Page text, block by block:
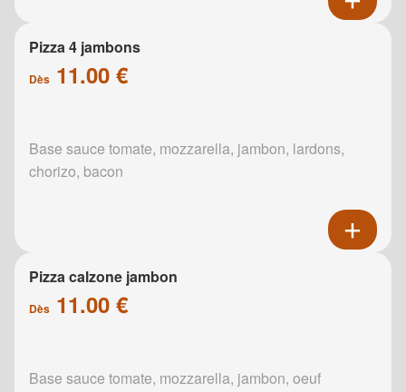
Pizza 4 jambons
Dès 11.00 €
Base sauce tomate, mozzarella, jambon, lardons,
chorizo, bacon
Pizza calzone jambon
Dès 11.00 €
Base sauce tomate, mozzarella, jambon, oeuf